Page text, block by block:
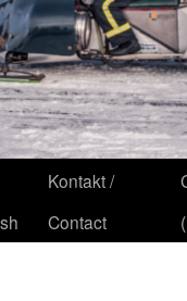
Kontakt /
Contact